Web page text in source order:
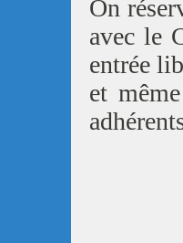
On
avec le
entrée
et